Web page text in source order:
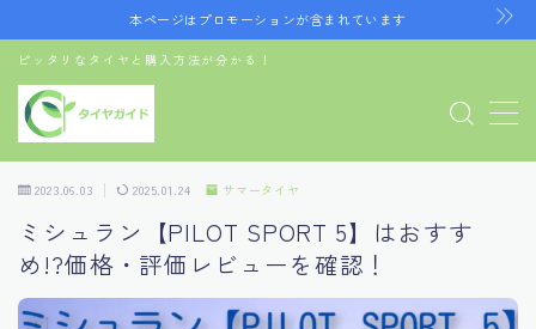
本ページはプロモーションが含まれています
ピッタリなタイヤと購入方法が分かる！
MENU
お問い合わせ
デモプリセット記事 Part07
プライバシーポリシー
利用規約／特定商取引法に基づく表記
有料記事の決済完了ページ
運営者情報
2023.06.03 2025.01.24 サマータイヤ
ミシュラン【PILOT SPORT 5】はおすす
め!?価格・評価レビューを確認！